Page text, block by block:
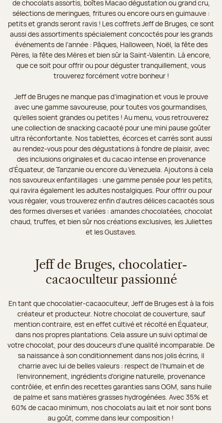
de chocolats assortis, boîtes Macao dégustation ou grand cru,
sélections de meringues, fritures ou encore ours en guimauve :
petits et grands seront ravis ! Les coffrets Jeff de Bruges, ce sont
aussi des assortiments spécialement concoctés pour les grands
événements de l’année : Pâques, Halloween, Noël, la fête des
Pères, la fête des Mères et bien sûr la Saint-Valentin. Là encore,
que ce soit pour offrir ou pour déguster tranquillement, vous
trouverez forcément votre bonheur !
Jeff de Bruges ne manque pas d’imagination et vous le prouve
avec une gamme savoureuse, pour toutes vos gourmandises,
qu’elles soient grandes ou petites ! Au menu, vous retrouverez
une collection de snacking cacaoté pour une mini pause goûter
ultra réconfortante. Nos tablettes, écorces et carrés sont aussi
au rendez-vous pour des dégustations à fondre de plaisir, avec
des inclusions originales et du cacao intense en provenance
d’Équateur, de Tanzanie ou encore du Venezuela. Ajoutons à cela
nos savoureux enfantillages : une gamme pensée pour les petits,
qui ravira également les adultes nostalgiques. Pour offrir ou pour
vous régaler, vous trouverez enfin d’autres délices cacaotés sous
des formes diverses et variées : amandes chocolatées, chocolat
chaud, truffes, et bien sûr nos créations exclusives, les Juliettes
et les Gustaves.
Jeff de Bruges, chocolatier-
cacaoculteur passionné
En tant que chocolatier-cacaoculteur, Jeff de Bruges est à la fois
créateur et producteur. Notre chocolat de couverture, sauf
mention contraire, est en effet cultivé et récolté en Équateur,
dans nos propres plantations. Cela assure un suivi optimal de
votre chocolat, pour des douceurs d’une qualité incomparable. De
sa naissance à son conditionnement dans nos jolis écrins, il
charrie avec lui de belles valeurs : respect de l’humain et de
l’environnement, ingrédients d’origine naturelle, provenance
contrôlée, et enfin des recettes garanties sans OGM, sans huile
de palme et sans matières grasses hydrogénées. Avec 35% et
60% de cacao minimum, nos chocolats au lait et noir sont bons
au goût, comme dans leur composition !